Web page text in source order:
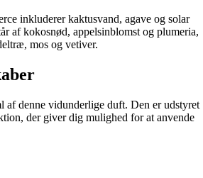
inkluderer kaktusvand, agave og solar
af kokosnød, appelsinblomst og plumeria,
mos og vetiver.
af denne vidunderlige duft. Den er udstyret
der giver dig mulighed for at anvende